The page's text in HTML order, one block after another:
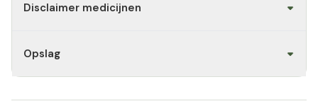
Disclaimer medicijnen
Opslag